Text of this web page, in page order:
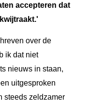
accepteren dat
over de
ik dat niet
nieuws in staan,
uitgesproken
steeds zeldzamer